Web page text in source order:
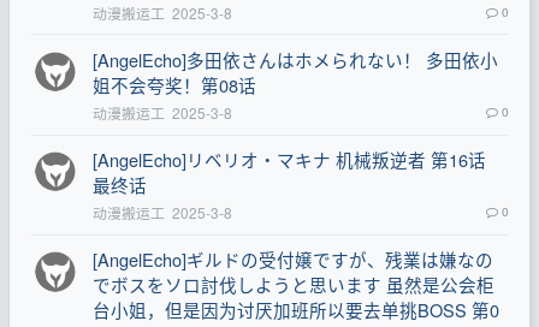
动漫搬运工 2025-3-8 0
[AngelEcho]多田依さんはホメられない！ 多田依小
姐不会夸奖！第08话
动漫搬运工 2025-3-8 0
[AngelEcho]リベリオ・マキナ 机械叛逆者 第16话
最终话
动漫搬运工 2025-3-8 0
[AngelEcho]ギルドの受付嬢ですが、残業は嫌なの
でボスをソロ討伐しようと思います 虽然是公会柜
台小姐，但是因为讨厌加班所以要去单挑BOSS 第0